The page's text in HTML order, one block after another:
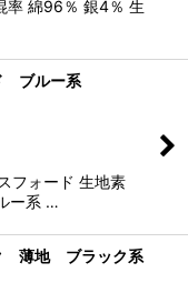
綿96％ 銀4％ 生
ブルー系
フォード 生地素
ー系 …
薄地 ブラック系